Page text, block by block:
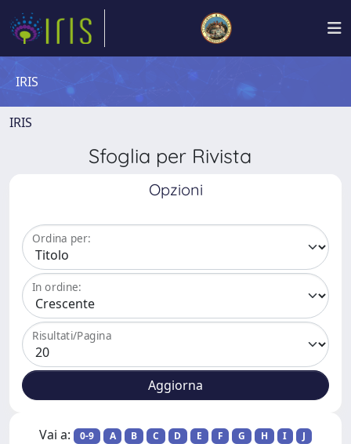
IRIS
IRIS
Sfoglia per Rivista
Opzioni
Ordina per:
In ordine:
Risultati/Pagina
Vai a: 0-9 A B C D E F G H I
J